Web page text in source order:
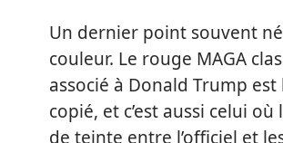
Un dernier point souvent
couleur. Le rouge MAGA
associé à Donald Trump est
copié, et c’est aussi celui où
de teinte entre l’officiel et